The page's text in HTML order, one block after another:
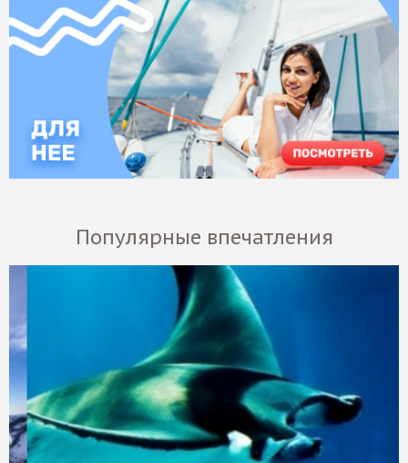
Популярные впечатления